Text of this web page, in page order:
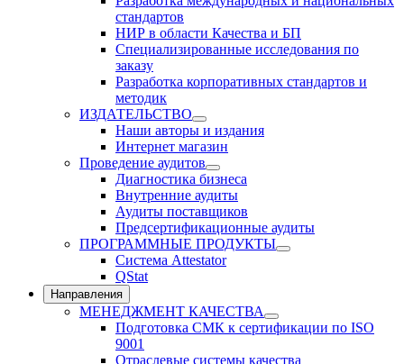
стандартов
НИР в области Качества и БП
Специализированные исследования по
заказу
Разработка корпоративных стандартов и
методик
ИЗДАТЕЛЬСТВО
Наши авторы и издания
Интернет магазин
Проведение аудитов
Диагностика бизнеса
Внутренние аудиты
Аудиты поставщиков
Предсертификационные аудиты
ПРОГРАММНЫЕ ПРОДУКТЫ
Система Attestator
QStat
Направления
МЕНЕДЖМЕНТ КАЧЕСТВА
Подготовка СМК к сертификации по ISO
9001
Отраслевые системы качества